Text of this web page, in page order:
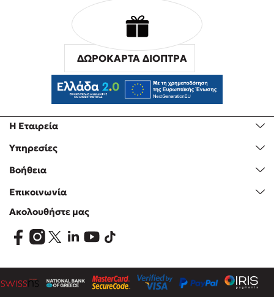
Η Εταιρεία
Υπηρεσίες
Βοήθεια
Επικοινωνία
ΔΩΡΟΚΑΡΤΑ ΔΙΟΠΤΡΑ
Ακολουθήστε μας